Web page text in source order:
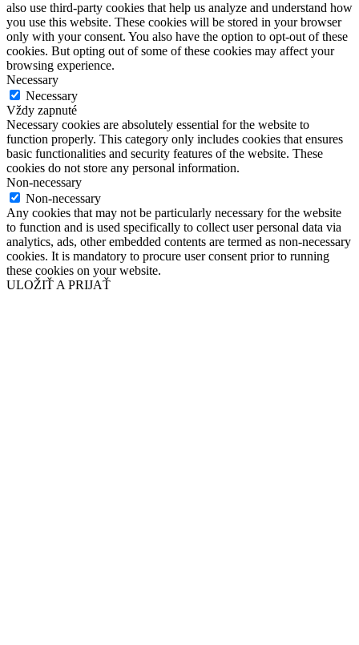
also use third-party cookies that help us analyze and understand how
you use this website. These cookies will be stored in your browser
only with your consent. You also have the option to opt-out of these
cookies. But opting out of some of these cookies may affect your
browsing experience.
Necessary
Necessary
Vždy zapnuté
Necessary cookies are absolutely essential for the website to
function properly. This category only includes cookies that ensures
basic functionalities and security features of the website. These
cookies do not store any personal information.
Non-necessary
Non-necessary
Any cookies that may not be particularly necessary for the website
to function and is used specifically to collect user personal data via
analytics, ads, other embedded contents are termed as non-necessary
cookies. It is mandatory to procure user consent prior to running
these cookies on your website.
ULOŽIŤ A PRIJAŤ